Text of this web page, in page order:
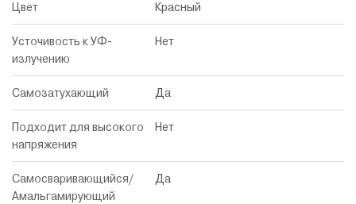
Цвет Красный
Усточивость к УФ-
излучению
Нет
Самозатухающий Да
Подходит для высокого
напряжения
Нет
Самосваривающийся/
Амальгамирующий
Да